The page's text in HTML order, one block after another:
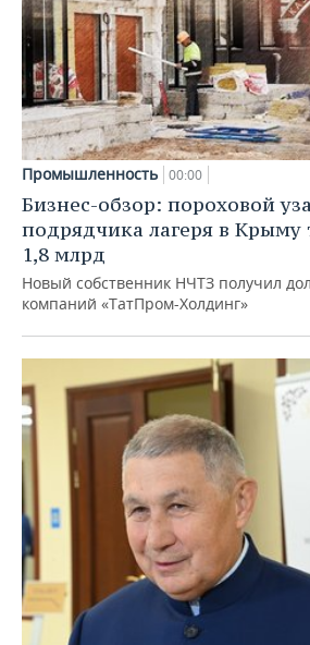
Промышленность 00:00
Бизнес-обзор: пороховой
подрядчика лагеря в
1,8 млрд
Новый собственник НЧТЗ получил
компаний «ТатПром-Холдинг»